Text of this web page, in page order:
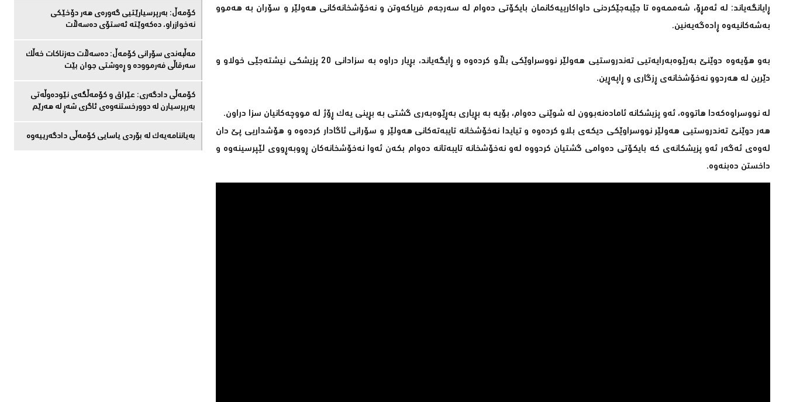
ڕایانگه‌یاند: له‌ ئه‌مڕۆ، شه‌ممه‌وه‌ تا جێبه‌جێكردنی داواكارییه‌كانمان بایكۆتی ده‌وام له‌ سه‌رجه‌م فریاكه‌وتن و نه‌خۆشخانه‌كانی هه‌ولێر و سۆران به‌ هه‌موو
به‌شه‌كانیه‌وه‌ ڕاده‌گه‌یه‌نین.
به‌و هۆیه‌وه‌ دوێنێ به‌رێوه‌به‌رایه‌تیی‌ ته‌ندروستیی‌ هه‌ولێر نووسراوێكی بڵاو كرده‌وه‌ و ڕایگه‌یاند، بڕیار دراوه‌ به‌ سزادانی‌ 20 پزیشكی نیشته‌جێی خولاو و
دێرین له‌ هه‌ردوو نه‌خۆشخانه‌ی‌ ڕزگاری‌ و ڕاپه‌ڕین.
له‌ نووسراوه‌كه‌دا هاتووه‌، ئه‌و پزیشكانه‌ ئاماده‌نه‌بوون له‌ شوێنی ده‌وام، بۆیه‌ به‌ بڕیاری‌ به‌ڕێوه‌به‌ری‌ گشتی به‌ بڕینی یه‌ك ڕۆژ له‌ مووچه‌كانیان سزا دراون.
هه‌ر دوێنێ ته‌ندروستیی‌ هه‌ولێر نووسراوێكی دیكه‌ی‌ بلاو كرده‌وه‌ و تیایدا نه‌خۆشخانه‌ تایبه‌ته‌كانی‌ هه‌ولێر و سۆرانی‌ ئاگادار كرده‌وه‌ و هۆشداریی‌ پێ دان
له‌وه‌ی ئه‌گه‌ر ئه‌و پزیشكانه‌ی‌ كه‌ بایكۆتی ده‌وامی‌ گشتیان كردووه‌ له‌و نه‌خۆشخانه‌ تایبه‌تانه‌ ده‌وام بكه‌ن ئه‌وا نه‌خۆشخانه‌كان ڕووبه‌ڕووی‌ لێپرسینه‌وه‌ و
داخستن ده‌بنه‌وه‌.
كۆمەڵ: بەرپرسیارێتیی گەورەی هەر دۆخێکی
نەخوازراو، دەكەوێتە ئەستۆی دەسەڵات
مەڵبەندى سۆرانى کۆمەڵ: دەسەڵات حەزناکات خەڵک
سەرقاڵى فەرموودە و ڕەوشتى جوان بێت
کۆمەڵى دادگەرى: عێراق و كۆمەڵگەی نێودەوڵەتی
بەرپرسیارن لە دوورخستنەوەى ئاگری شەڕ لە هەرێم
بەیاننامەیەک لە بۆردی یاسایی کۆمەڵی دادگەرییەوە